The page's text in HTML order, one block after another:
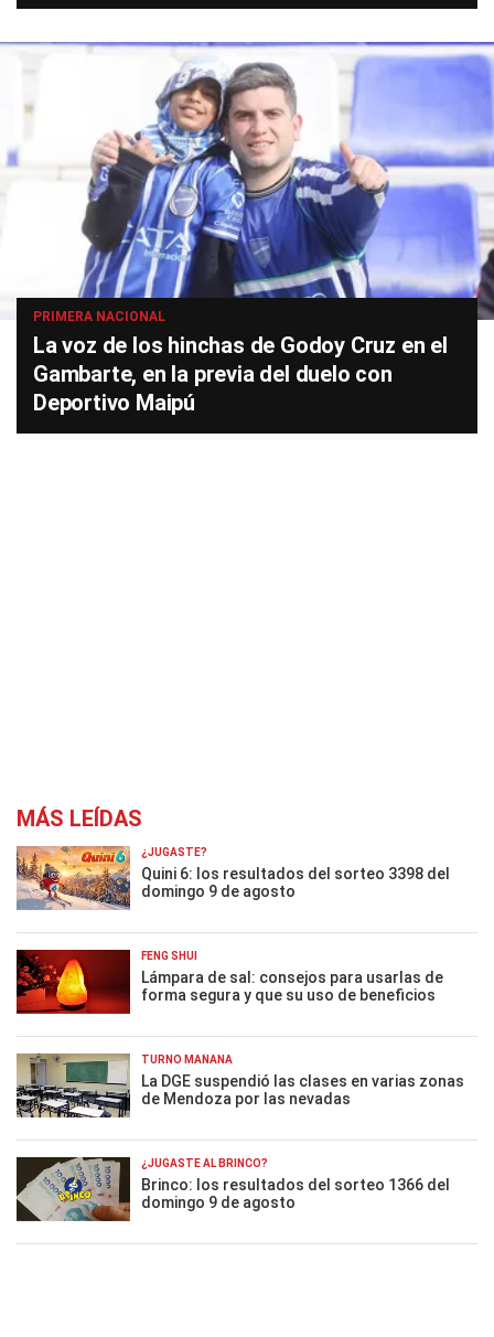
PRIMERA NACIONAL
La voz de los hinchas de Godoy Cruz en el
Gambarte, en la previa del duelo con
Deportivo Maipú
MÁS LEÍDAS
¿JUGASTE?
Quini 6: los resultados del sorteo 3398 del
domingo 9 de agosto
FENG SHUI
Lámpara de sal: consejos para usarlas de
forma segura y que su uso de beneficios
TURNO MAÑANA
La DGE suspendió las clases en varias zonas
de Mendoza por las nevadas
¿JUGASTE AL BRINCO?
Brinco: los resultados del sorteo 1366 del
domingo 9 de agosto